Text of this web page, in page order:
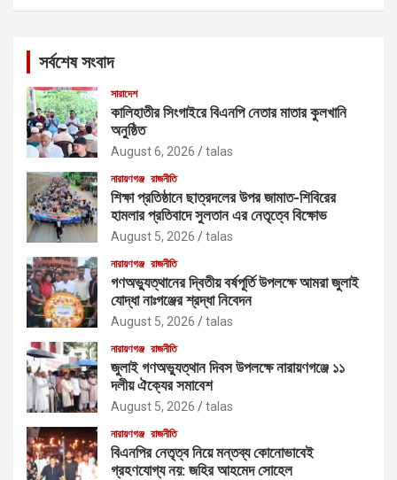
সর্বশেষ সংবাদ
সারাদেশ
কালিহাতীর সিংগাইরে বিএনপি নেতার মাতার কুলখানি
অনুষ্ঠিত
August 6, 2026 talas
নারায়ণগঞ্জ রাজনীতি
শিক্ষা প্রতিষ্ঠানে ছাত্রদলের উপর জামাত-শিবিরের
হামলার প্রতিবাদে সুলতান এর নেতৃত্বে বিক্ষোভ
August 5, 2026 talas
নারায়ণগঞ্জ রাজনীতি
গণঅভ্যুত্থানের দ্বিতীয় বর্ষপূর্তি উপলক্ষে আমরা জুলাই
যোদ্ধা নাঃগঞ্জের শ্রদ্ধা নিবেদন
August 5, 2026 talas
নারায়ণগঞ্জ রাজনীতি
জুলাই গণঅভ্যুত্থান দিবস উপলক্ষে নারায়ণগঞ্জে ১১
দলীয় ঐক্যের সমাবেশ
August 5, 2026 talas
নারায়ণগঞ্জ রাজনীতি
বিএনপির নেতৃত্ব নিয়ে মন্তব্য কোনোভাবেই
গ্রহণযোগ্য নয়: জহির আহমেদ সোহেল